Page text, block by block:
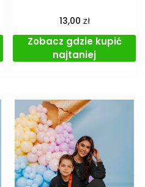
13,00 zł
Zobacz gdzie kupić
najtaniej